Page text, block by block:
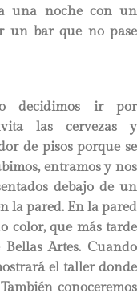
una noche con un
un bar que no pase
decidimos ir por
las cervezas y
de pisos porque se
entramos y nos
debajo de un
la pared. En la pared
color, que más tarde
Bellas Artes. Cuando
el taller donde
conoceremos